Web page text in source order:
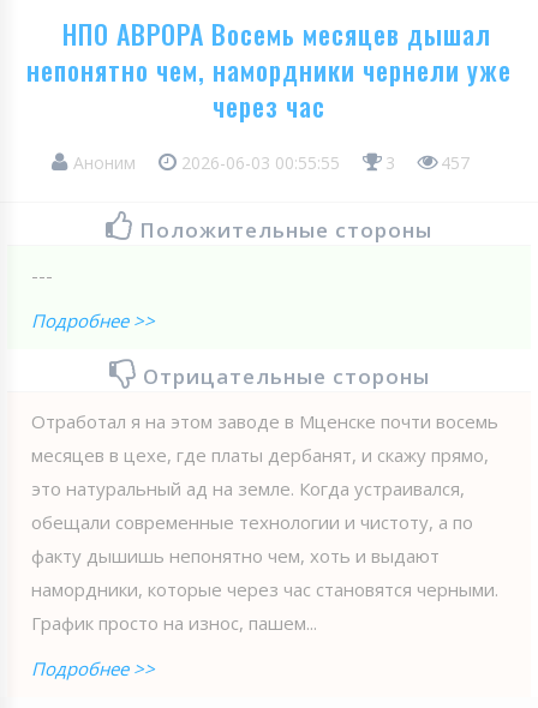
НПО АВРОРА Восемь месяцев дышал
непонятно чем, намордники чернели уже
через час
Аноним 2026-06-03 00:55:55 3 457
Положительные стороны
---
Подробнее >>
Отрицательные стороны
Отработал я на этом заводе в Мценске почти восемь
месяцев в цехе, где платы дербанят, и скажу прямо,
это натуральный ад на земле. Когда устраивался,
обещали современные технологии и чистоту, а по
факту дышишь непонятно чем, хоть и выдают
намордники, которые через час становятся черными.
График просто на износ, пашем...
Подробнее >>